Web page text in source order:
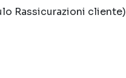
Rassicurazioni cliente)